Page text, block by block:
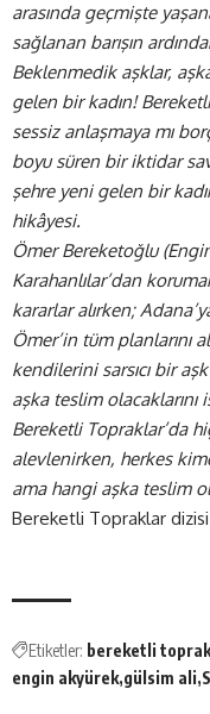
arasında geçmişte
sağlanan barışın
Beklenmedik aşklar,
gelen bir kadın!
sessiz anlaşmaya mı
boyu süren bir iktidar
şehre yeni gelen bir
hikâyesi.
Ömer Bereketoğlu
Karahanlılar’dan
kararlar alırken;
Ömer’in tüm planlarını
kendilerini sarsıcı bir
aşka teslim olacaklarını
Bereketli Topraklar’da
alevlenirken, herkes
ama hangi aşka teslim
Bereketli Topraklar dizisi
Etiketler: bereketli
engin akyürek gülsim ali